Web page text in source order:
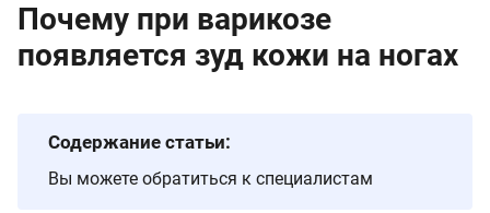
Почему при варикозе
появляется зуд кожи на ногах
Содержание статьи:
Вы можете обратиться к специалистам